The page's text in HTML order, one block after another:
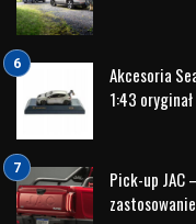
Akcesoria
1:43 oryginał
Pick-up JAC